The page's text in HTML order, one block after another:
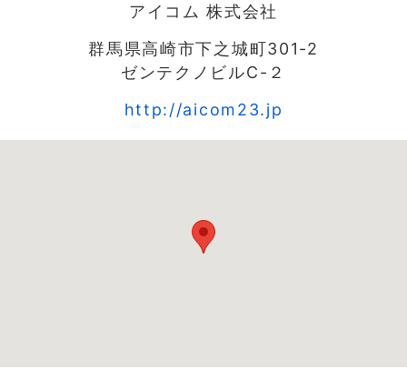
アイコム 株式会社
群馬県高崎市下之城町301-2
ゼンテクノビルC-２
http://aicom23.jp